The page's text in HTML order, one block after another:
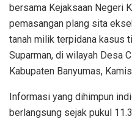
bersama Kejaksaan Negeri
pemasangan plang sita
tanah milik terpidana kasus
Suparman, di wilayah Desa
Kabupaten Banyumas,
Informasi yang dihimpun
berlangsung sejak pukul